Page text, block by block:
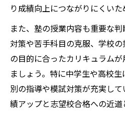
り成績向上につながりにくいた
また、塾の授業内容も重要な
対策や苦手科目の克服、学校
の目的に合ったカリキュラム
ましょう。特に中学生や高校
別の指導や模試対策が充実し
績アップと志望校合格への近道